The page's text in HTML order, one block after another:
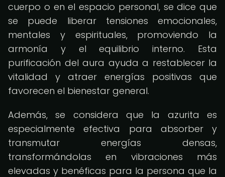
cuerpo o en el espacio personal, se dice que
se puede liberar tensiones emocionales,
mentales y espirituales, promoviendo la
armonía y el equilibrio interno. Esta
purificación del aura ayuda a restablecer la
vitalidad y atraer energías positivas que
favorecen el bienestar general.
Además, se considera que la azurita es
especialmente efectiva para absorber y
transmutar energías densas,
transformándolas en vibraciones más
elevadas y benéficas para la persona que la